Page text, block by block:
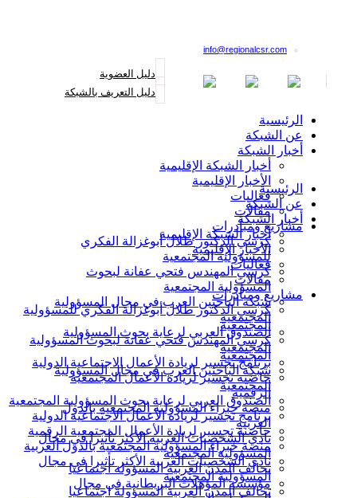
info@regionalcsr.com
دليل العضوية
دليل التعريف بالشبكة
الرئيسية
عن الشبكة
أخبار الشبكة
أخبار الشبكة الإقليمية
الأخبار الإقليمية
فعاليات
مقالات
مشاريع ومبادرات
كرسي الدكتور طلال أبوغزالة الفكري
للمسؤولية المجتمعية
كرسي المهندس فتحي عفانة لبحوث
المسؤولية المجتمعية
شبكة الباحثين العرب في مجال المسؤولية
المجتمعية
الصندوق العربي لرعاية بحوث المسؤولية
المجتمعية
برنامج تجسير لريادة الأعمال الاجتماعية الدولية
حاضنة تجسير لريادة الأعمال المجتمعية
الرقمية
منصة خبراء المسؤولية المجتمعية بالدول
العربية
نادي الشخصيات العربية الأكثر تأثيرا في مجال
المسؤولية المجتمعية
تحالف المدن العربية المسؤولة اجتماعيا
مؤسسة المؤهلات البريطانية في مجال
الرئيسية
عن الشبكة
أخبار الشبكة
أخبار الشبكة الإقليمية
الأخبار الإقليمية
فعاليات
مقالات
مشاريع ومبادرات
كرسي الدكتور طلال أبوغزالة الفكري للمسؤولية
المجتمعية
كرسي المهندس فتحي عفانة لبحوث المسؤولية
المجتمعية
شبكة الباحثين العرب في مجال المسؤولية
المجتمعية
الصندوق العربي لرعاية بحوث المسؤولية المجتمعية
برنامج تجسير لريادة الأعمال الاجتماعية الدولية
حاضنة تجسير لريادة الأعمال المجتمعية الرقمية
منصة خبراء المسؤولية المجتمعية بالدول العربية
نادي الشخصيات العربية الأكثر تأثيرا في مجال
المسؤولية المجتمعية
تحالف المدن العربية المسؤولة اجتماعيا